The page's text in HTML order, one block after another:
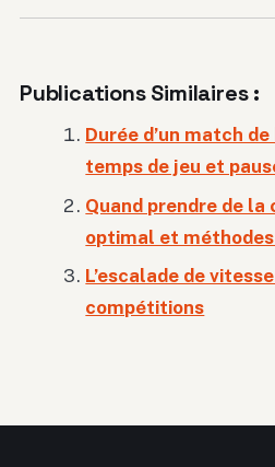
Publications Similaires :
Durée d’un match
temps de jeu et
Quand prendre de
optimal et
L’escalade de
compétitions